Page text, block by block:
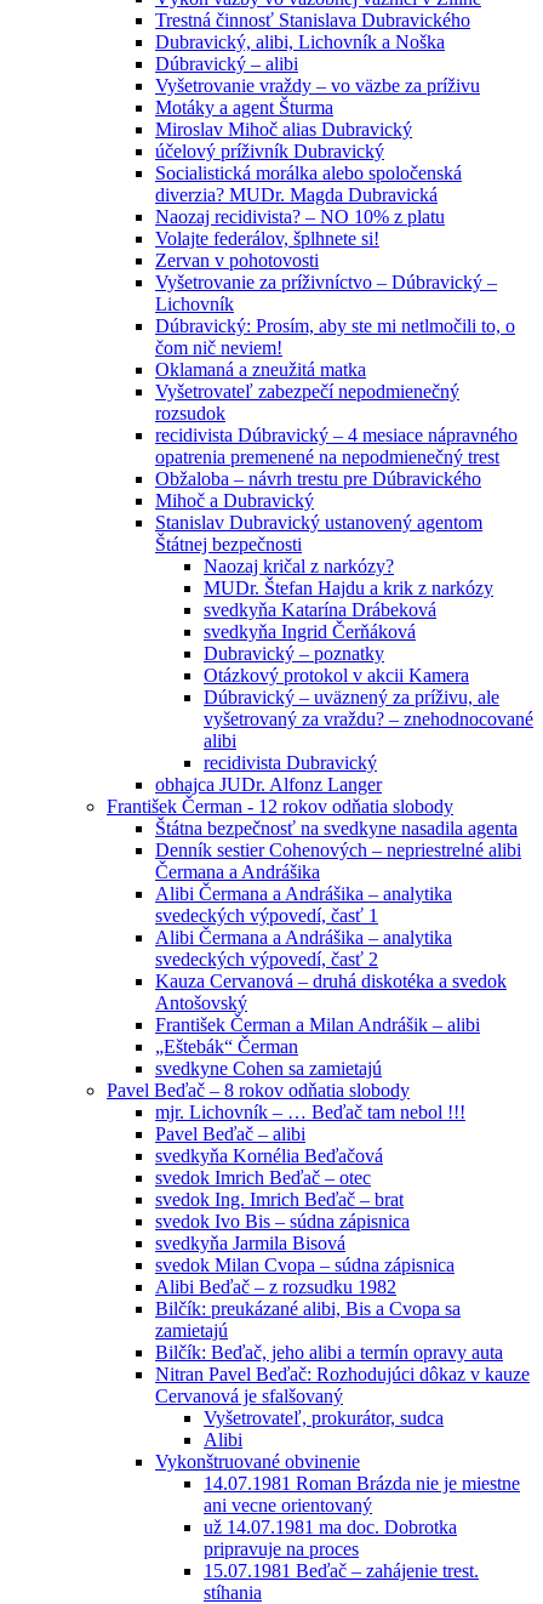
Trestná činnosť Stanislava Dubravického
Dubravický, alibi, Lichovník a Noška
Dúbravický – alibi
Vyšetrovanie vraždy – vo väzbe za príživu
Motáky a agent Šturma
Miroslav Mihoč alias Dubravický
účelový príživník Dubravický
Socialistická morálka alebo spoločenská
diverzia? MUDr. Magda Dubravická
Naozaj recidivista? – NO 10% z platu
Volajte federálov, šplhnete si!
Zervan v pohotovosti
Vyšetrovanie za príživníctvo – Dúbravický –
Lichovník
Dúbravický: Prosím, aby ste mi netlmočili to, o
čom nič neviem!
Oklamaná a zneužitá matka
Vyšetrovateľ zabezpečí nepodmienečný
rozsudok
recidivista Dúbravický – 4 mesiace nápravného
opatrenia premenené na nepodmienečný trest
Obžaloba – návrh trestu pre Dúbravického
Mihoč a Dubravický
Stanislav Dubravický ustanovený agentom
Štátnej bezpečnosti
Naozaj kričal z narkózy?
MUDr. Štefan Hajdu a krik z narkózy
svedkyňa Katarína Drábeková
svedkyňa Ingrid Čerňáková
Dubravický – poznatky
Otázkový protokol v akcii Kamera
Dúbravický – uväznený za príživu, ale
vyšetrovaný za vraždu? – znehodnocované
alibi
recidivista Dubravický
obhajca JUDr. Alfonz Langer
František Čerman - 12 rokov odňatia slobody
Štátna bezpečnosť na svedkyne nasadila agenta
Denník sestier Cohenových – nepriestrelné alibi
Čermana a Andrášika
Alibi Čermana a Andrášika – analytika
svedeckých výpovedí, časť 1
Alibi Čermana a Andrášika – analytika
svedeckých výpovedí, časť 2
Kauza Cervanová – druhá diskotéka a svedok
Antošovský
František Čerman a Milan Andrášik – alibi
„Eštebák“ Čerman
svedkyne Cohen sa zamietajú
Pavel Beďač – 8 rokov odňatia slobody
mjr. Lichovník – … Beďač tam nebol !!!
Pavel Beďač – alibi
svedkyňa Kornélia Beďačová
svedok Imrich Beďač – otec
svedok Ing. Imrich Beďač – brat
svedok Ivo Bis – súdna zápisnica
svedkyňa Jarmila Bisová
svedok Milan Cvopa – súdna zápisnica
Alibi Beďač – z rozsudku 1982
Bilčík: preukázané alibi, Bis a Cvopa sa
zamietajú
Bilčík: Beďač, jeho alibi a termín opravy auta
Nitran Pavel Beďač: Rozhodujúci dôkaz v kauze
Cervanová je sfalšovaný
Vyšetrovateľ, prokurátor, sudca
Alibi
Vykonštruované obvinenie
14.07.1981 Roman Brázda nie je miestne
ani vecne orientovaný
už 14.07.1981 ma doc. Dobrotka
pripravuje na proces
15.07.1981 Beďač – zahájenie trest.
stíhania